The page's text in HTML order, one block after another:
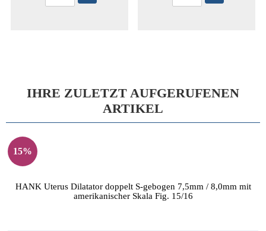
IHRE ZULETZT AUFGERUFENEN
ARTIKEL
15%
HANK Uterus Dilatator doppelt S-gebogen 7,5mm / 8,0mm mit
amerikanischer Skala Fig. 15/16